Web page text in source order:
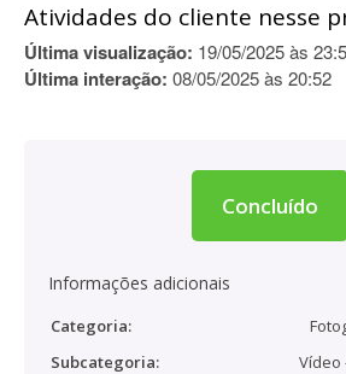
Atividades do cliente nesse
Última visualização: 19/05/2025 às
Última interação: 08/05/2025 às 20:52
Concluído
Informações adicionais
Categoria:
Subcategoria:
Vídeo